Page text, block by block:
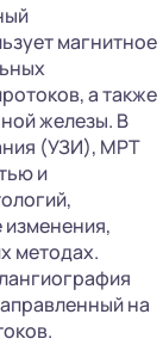
магнитное
а также
железы. В
(УЗИ), МРТ
и
изменения,
методах.
на